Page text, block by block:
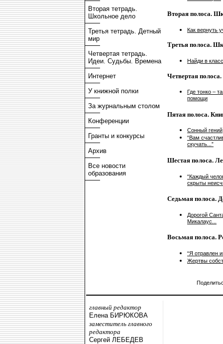
Вторая тетрадь.
Школьное дело
Третья тетрадь. Детный
мир
Четвертая тетрадь.
Идеи. Судьбы. Времена
Интернет
У книжной полки
За журнальным столом
Конференции
Гранты и конкурсы
Архив
Все новости
образования
Вторая полоса.
Как вернуть
Третья полоса.
Найди в
Четвертая
Где тонко –
помощи
Пятая полоса.
Сонный гений
“Вам
скучать...”
Шестая полоса.
“Каждый
скрыты
Седьмая полоса.
Дорогой
Микалаус...
Восьмая полоса.
“Я отравлен
Жертвы
главный редактор
Елена БИРЮКОВА
заместитель главного
редактора
Сергей ЛЕБЕДЕВ